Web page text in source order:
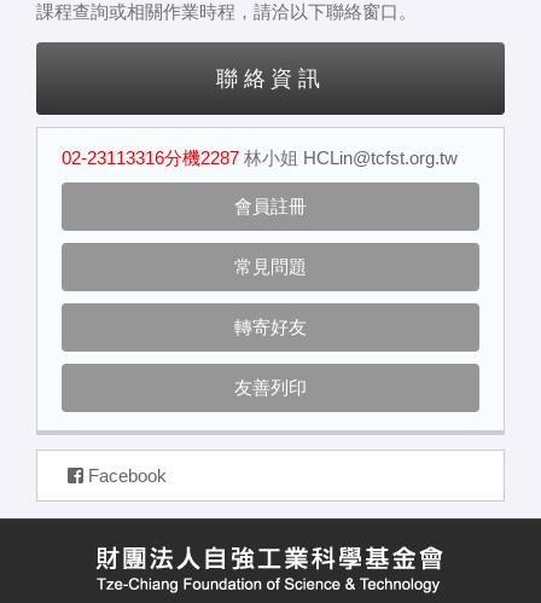
課程查詢或相關作業時程，請洽以下聯絡窗口。
聯絡資訊
02-23113316分機2287 林小姐 HCLin@tcfst.org.tw
會員註冊
常見問題
轉寄好友
友善列印
Facebook